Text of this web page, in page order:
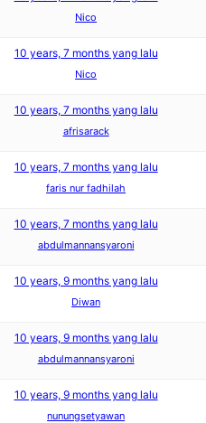
Nico
10 years, 7 months yang lalu
Nico
10 years, 7 months yang lalu
afrisarack
10 years, 7 months yang lalu
faris nur fadhilah
10 years, 7 months yang lalu
abdulmannansyaroni
10 years, 9 months yang lalu
Diwan
10 years, 9 months yang lalu
abdulmannansyaroni
10 years, 9 months yang lalu
nunungsetyawan